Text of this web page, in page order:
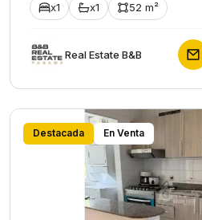
x1 x1 52 m²
Rеаl Еstаtе В&В
Destacada En Venta